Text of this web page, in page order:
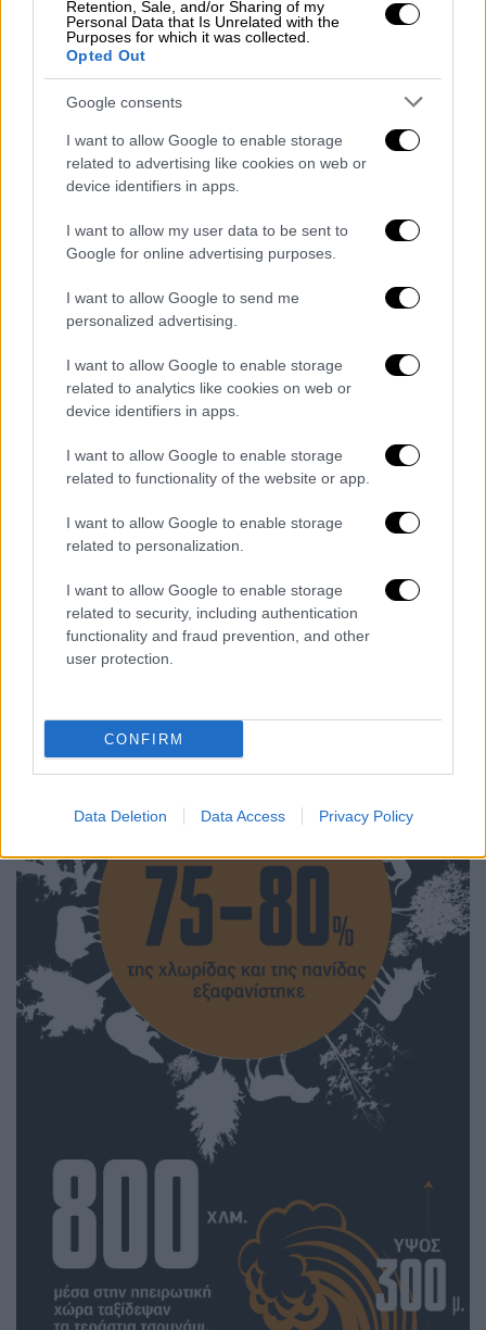
Retention, Sale, and/or Sharing of my
Personal Data that Is Unrelated with the
Purposes for which it was collected.
Opted Out
Google consents
I want to allow Google to enable storage
related to advertising like cookies on web or
device identifiers in apps.
I want to allow my user data to be sent to
Google for online advertising purposes.
I want to allow Google to send me
personalized advertising.
I want to allow Google to enable storage
related to analytics like cookies on web or
device identifiers in apps.
I want to allow Google to enable storage
related to functionality of the website or app.
I want to allow Google to enable storage
related to personalization.
I want to allow Google to enable storage
related to security, including authentication
functionality and fraud prevention, and other
user protection.
CONFIRM
Data Deletion Data Access Privacy Policy